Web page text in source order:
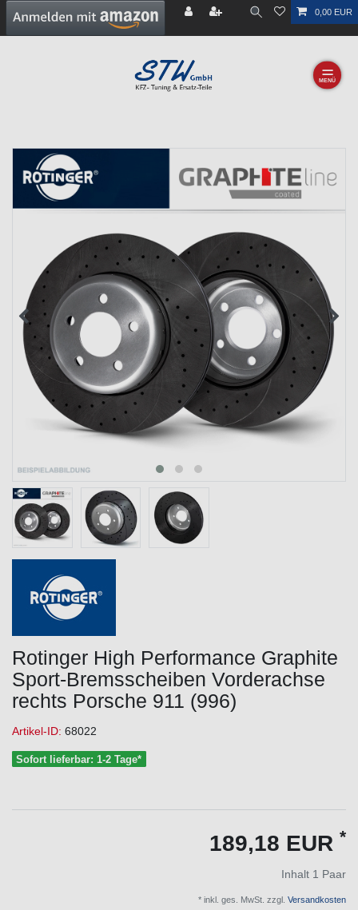
0,00 EUR
☰
Rotinger High Performance Graphite
Sport-Bremsscheiben Vorderachse
rechts Porsche 911 (996)
Artikel-ID: 68022
Sofort lieferbar: 1-2 Tage*
189,18 EUR *
Inhalt 1 Paar
* inkl. ges. MwSt. zzgl. Versandkosten